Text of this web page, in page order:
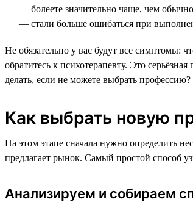
— болеете значительно чаще, чем
— стали больше ошибаться при
Не обязательно у вас будут все симптомы:
обратитесь к психотерапевту. Это
делать, если не можете выбрать профессию?
Как выбрать новую
На этом этапе сначала нужно определить
предлагает рынок. Самый простой способ
Анализируем и собираем